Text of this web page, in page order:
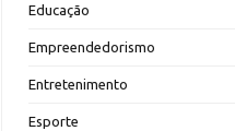
Educação
Empreendedorismo
Entretenimento
Esporte